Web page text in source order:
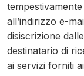
all’indirizzo e-
disiscrizione
destinatario di
ai servizi forniti